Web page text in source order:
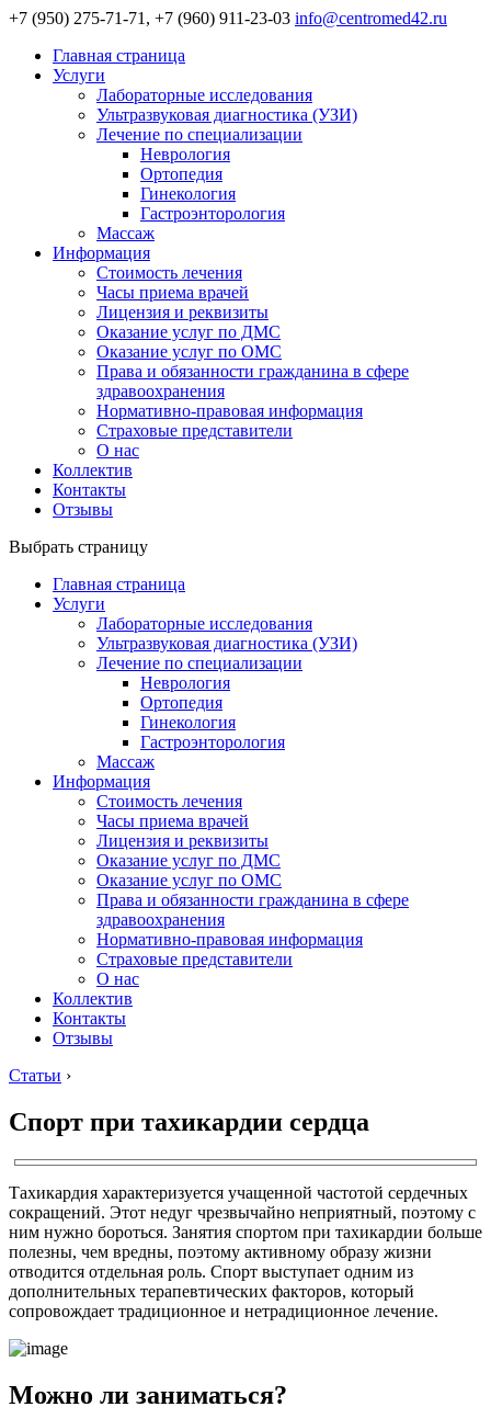
+7 (950) 275-71-71, +7 (960) 911-23-03 info@centromed42.ru
Главная страница
Услуги
Лабораторные исследования
Ультразвуковая диагностика (УЗИ)
Лечение по специализации
Неврология
Ортопедия
Гинекология
Гастроэнторология
Массаж
Информация
Стоимость лечения
Часы приема врачей
Лицензия и реквизиты
Оказание услуг по ДМС
Оказание услуг по ОМС
Права и обязанности гражданина в сфере
здравоохранения
Нормативно-правовая информация
Страховые представители
О нас
Коллектив
Контакты
Отзывы
Выбрать страницу
Главная страница
Услуги
Лабораторные исследования
Ультразвуковая диагностика (УЗИ)
Лечение по специализации
Неврология
Ортопедия
Гинекология
Гастроэнторология
Массаж
Информация
Стоимость лечения
Часы приема врачей
Лицензия и реквизиты
Оказание услуг по ДМС
Оказание услуг по ОМС
Права и обязанности гражданина в сфере
здравоохранения
Нормативно-правовая информация
Страховые представители
О нас
Коллектив
Контакты
Отзывы
Статьи ›
Спорт при тахикардии сердца
Тахикардия характеризуется учащенной частотой сердечных
сокращений. Этот недуг чрезвычайно неприятный, поэтому с
ним нужно бороться. Занятия спортом при тахикардии больше
полезны, чем вредны, поэтому активному образу жизни
отводится отдельная роль. Спорт выступает одним из
дополнительных терапевтических факторов, который
сопровождает традиционное и нетрадиционное лечение.
Можно ли заниматься?